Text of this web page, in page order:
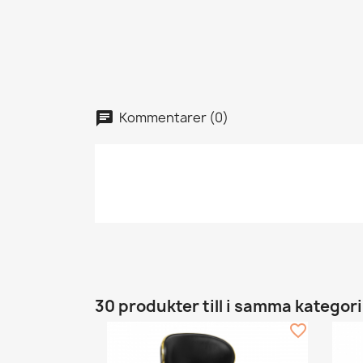
Kommentarer (0)
30 produkter till i samma kategori
favorite_border